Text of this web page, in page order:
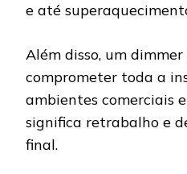
e até
Além disso, um
comprometer toda a
ambientes comerciais
significa retrabalho e
final.